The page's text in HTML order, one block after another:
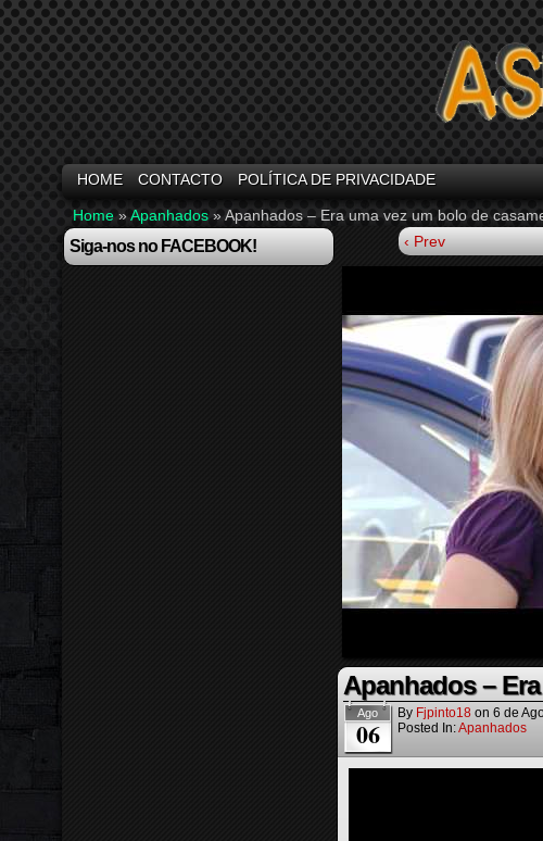
HOME CONTACTO POLÍTICA DE PRIVACIDADE
Home »Apanhados »Apanhados – Era uma vez um bolo de
Siga-nos no FACEBOOK! ‹ Prev
Apanhados –
Ago
06
By Fjpinto18 on 6 de
Posted In:Apanhados